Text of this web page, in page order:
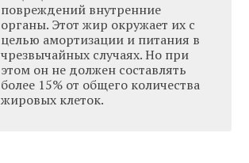
повреждений внутренние
органы. Этот жир окружает их с
целью амортизации и питания в
чрезвычайных случаях. Но при
этом он не должен составлять
более 15% от общего количества
жировых клеток.